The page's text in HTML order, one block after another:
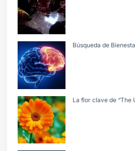
Búsqueda de
La flor clave de “The